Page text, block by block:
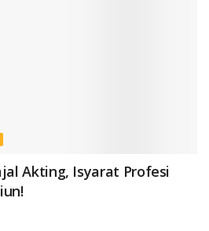
Akting, Isyarat Profesi